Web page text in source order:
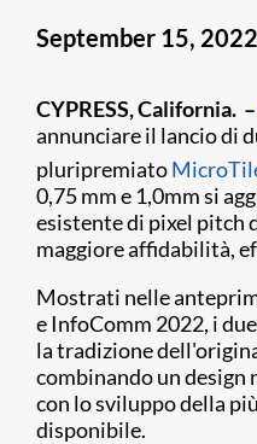
September 15, 2022
CYPRESS, California. –
annunciare il lancio di
pluripremiato
0,75 mm e 1,0mm si
esistente di pixel pitch
maggiore affidabilità,
Mostrati nelle
e InfoComm 2022, i
la tradizione
combinando un design
con lo sviluppo della
disponibile.